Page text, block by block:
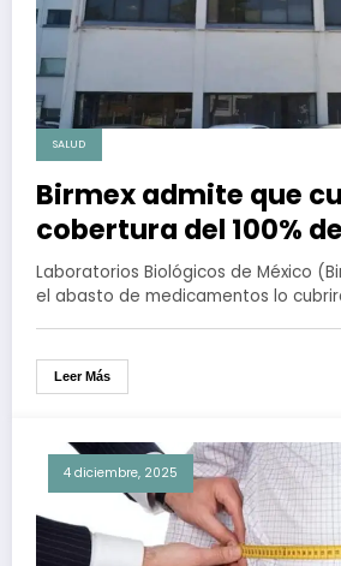
SALUD
Birmex admite que
cobertura del 100% de
medicamentos hasta
Laboratorios Biológicos de México
el abasto de medicamentos lo
Leer Más
4 diciembre, 2025